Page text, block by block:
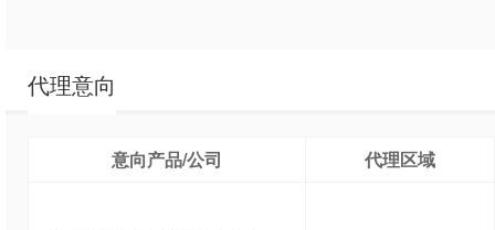
代理意向
意向产品/公司 代理区域